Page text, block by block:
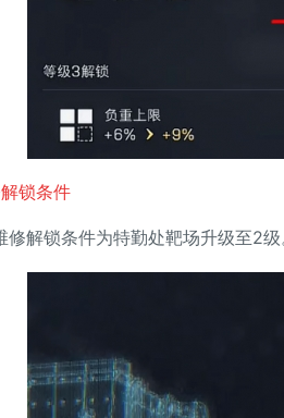
锁条件
解锁条件为特勤处靶场升级至2级